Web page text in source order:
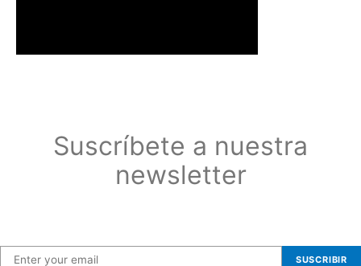
Suscríbete a nuestra
newsletter
SUSCRIBIR